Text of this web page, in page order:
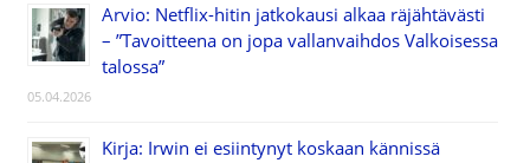
Arvio: Netflix-hitin jatkokausi alkaa räjähtävästi
– ”Tavoitteena on jopa vallanvaihdos Valkoisessa
talossa”
05.04.2026
Kirja: Irwin ei esiintynyt koskaan kännissä